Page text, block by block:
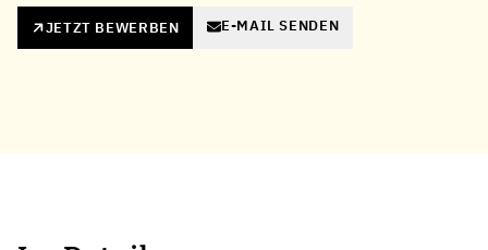
JETZT BEWERBEN E-MAIL SENDEN